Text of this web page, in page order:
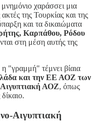
χαράσσει μια
της Τουρκίας και της
και τα δικαιώματα
Καρπάθου, Ρόδου
στη μέση αυτής της
"γραμμή" τέμνει βίαια
και την ΕΕ ΑΟΖ των
Αιγυπτιακή ΑΟΖ, όπως
Αιγυπτιακή